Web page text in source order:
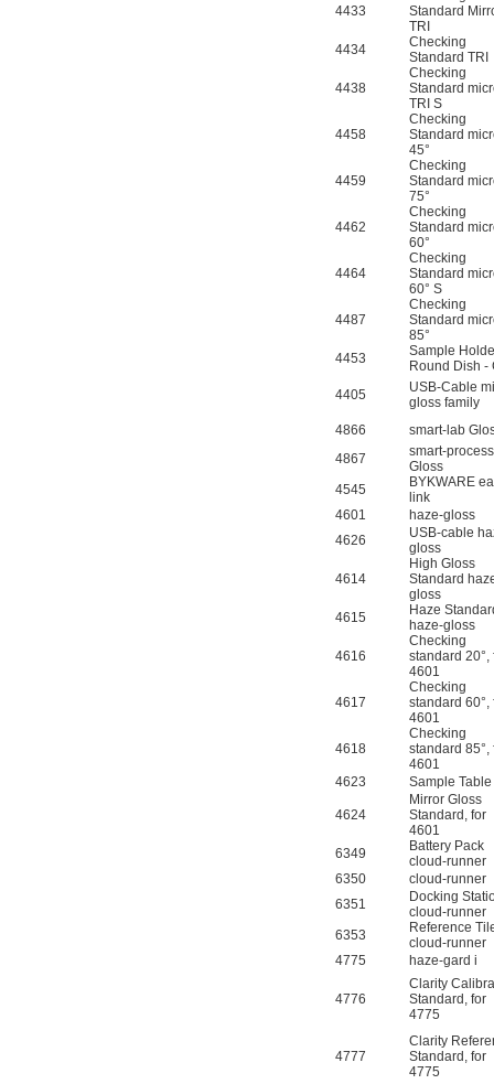
4433
Standard
TRI
4434
Checking
Standard TRI
4438
Checking
Standard
TRI S
4458
Checking
Standard
45°
4459
Checking
Standard
75°
4462
Checking
Standard
60°
4464
Checking
Standard
60° S
4487
Checking
Standard
85°
4453
Sample
Round Dish -
4405
USB-Cable
gloss family
4866
smart-lab
4867
smart-process
Gloss
4545
BYKWARE
link
4601
haze-gloss
4626
USB-cable
gloss
4614
High Gloss
Standard
gloss
4615
Haze
haze-gloss
4616
Checking
standard 20°,
4601
4617
Checking
standard 60°,
4601
4618
Checking
standard 85°,
4601
4623
Sample Table
4624
Mirror Gloss
Standard, for
4601
6349
Battery Pack
cloud-runner
6350
cloud-runner
6351
Docking
cloud-runner
6353
Reference
cloud-runner
4775
haze-gard i
4776
Clarity
Standard, for
4775
4777
Clarity
Standard, for
4775